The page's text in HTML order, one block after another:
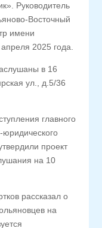
Руководитель
Восточный
имени
2025 года.
в 16
ул., д.5/36
главного
юридического
проект
на 10
рассказал о
на